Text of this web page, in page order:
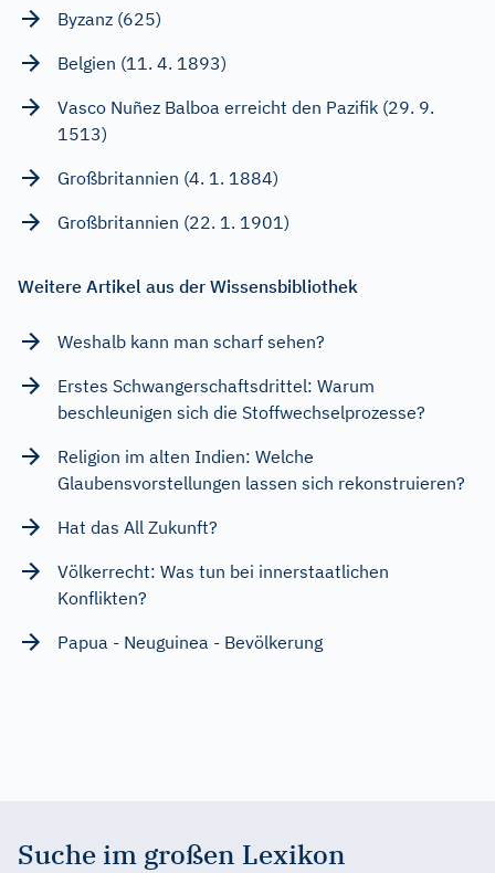
Byzanz (625)
Belgien (11. 4. 1893)
Vasco Nuñez Balboa erreicht den Pazifik (29. 9.
1513)
Großbritannien (4. 1. 1884)
Großbritannien (22. 1. 1901)
Weitere Artikel aus der Wissensbibliothek
Weshalb kann man scharf sehen?
Erstes Schwangerschaftsdrittel: Warum
beschleunigen sich die Stoffwechselprozesse?
Religion im alten Indien: Welche
Glaubensvorstellungen lassen sich rekonstruieren?
Hat das All Zukunft?
Völkerrecht: Was tun bei innerstaatlichen
Konflikten?
Papua - Neuguinea - Bevölkerung
Suche im großen Lexikon